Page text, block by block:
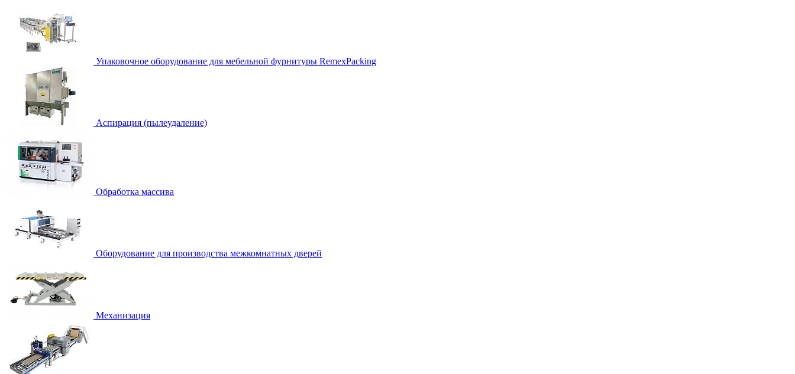
Упаковочное оборудование для мебельной фурнитуры RemexPacking
Аспирация (пылеудаление)
Обработка массива
Оборудование для производства межкомнатных дверей
Механизация